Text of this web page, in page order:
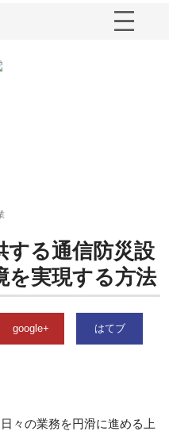
する通信防災設
を実現する方法
google+ はてブ
々の業務を円滑に進める上